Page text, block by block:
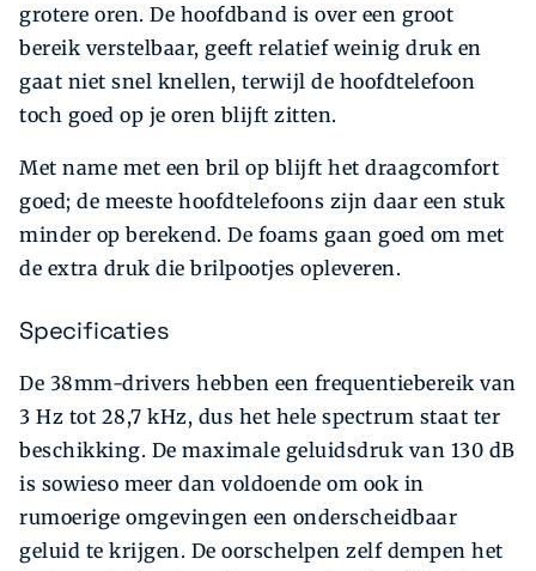
grotere oren. De hoofdband is over een groot
bereik verstelbaar, geeft relatief weinig druk en
gaat niet snel knellen, terwijl de hoofdtelefoon
toch goed op je oren blijft zitten.
Met name met een bril op blijft het draagcomfort
goed; de meeste hoofdtelefoons zijn daar een stuk
minder op berekend. De foams gaan goed om met
de extra druk die brilpootjes opleveren.
Specificaties
De 38mm-drivers hebben een frequentiebereik van
3 Hz tot 28,7 kHz, dus het hele spectrum staat ter
beschikking. De maximale geluidsdruk van 130 dB
is sowieso meer dan voldoende om ook in
rumoerige omgevingen een onderscheidbaar
geluid te krijgen. De oorschelpen zelf dempen het